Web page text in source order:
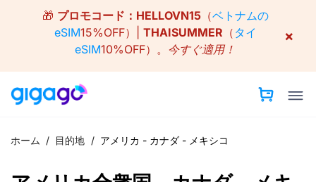
🎁 プロモコード： HELLOVN15（ベトナムの
eSIM15%OFF）| THAISUMMER （ タイ
eSIM10%OFF）。 今すぐ適用！
×
ホーム / 目的地 / アメリカ - カナダ - メキシコ